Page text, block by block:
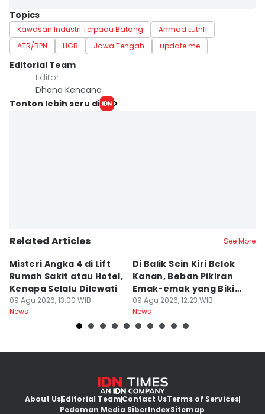
Topics
Kawasan Industri Terpadu Batang
Ahmad Luthfi
ATR/BPN
HGB Jawa Tengah update me
Editorial Team
Editor
Dhana Kencana
Tonton lebih seru di
Related Articles See More
Misteri Angka 4 di Lift
Rumah Sakit atau Hotel,
Kenapa Selalu Dilewati
09 Agu 2026, 13:00 WIB
News
Di Balik Sein Kiri Belok
Kanan, Beban Pikiran
Emak-emak yang Bikin
Gagal fokus di Jalan
09 Agu 2026, 12:23 WIB
News
About UsEditorial TeamContact UsTerms of Services
Pedoman Media SiberIndexSitemap